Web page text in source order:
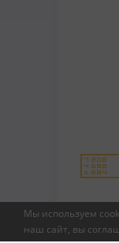
Мы используем
наш сайт, вы